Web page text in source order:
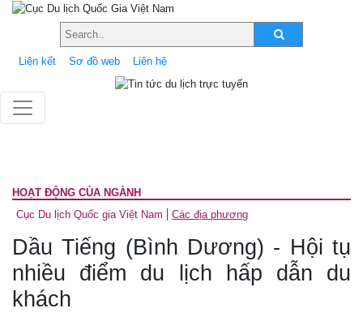
Liên kết Sơ đồ web Liên hệ
HOẠT ĐỘNG CỦA NGÀNH
Cục Du lịch Quốc gia Việt Nam
Các địa phương
Dầu Tiếng (Bình Dương) - Hội tụ
nhiều điểm du lịch hấp dẫn du
khách